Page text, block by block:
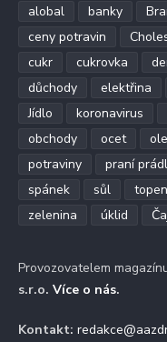
alobal banky
ceny potravin
cukr
cukrovka
důchody
elektřina
Jídlo
koronavirus
obchody
ocet
potraviny
praní
spánek
sůl
zelenina
úklid
Provozovatelem
s.r.o. Více o nás.
Kontakt: